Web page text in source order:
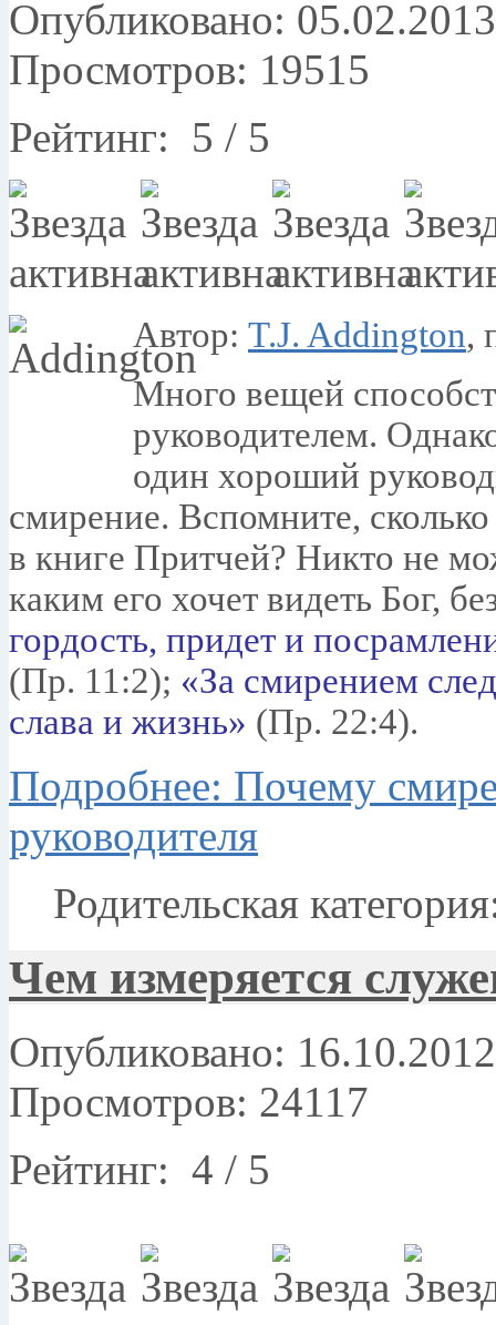
Опубликовано:
Просмотров: 19515
Рейтинг: 5 / 5
Автор: T.J. Addington,
Много вещей
руководителем.
один хороший
смирение. Вспомните,
в книге Притчей? Никто не
каким его хочет видеть Бог,
гордость, придет и
(Пр. 11:2); «За смирением
слава и жизнь» (Пр. 22:4).
Подробнее: Почему
руководителя
Родительская
Чем измеряется
Опубликовано:
Просмотров: 24117
Рейтинг: 4 / 5